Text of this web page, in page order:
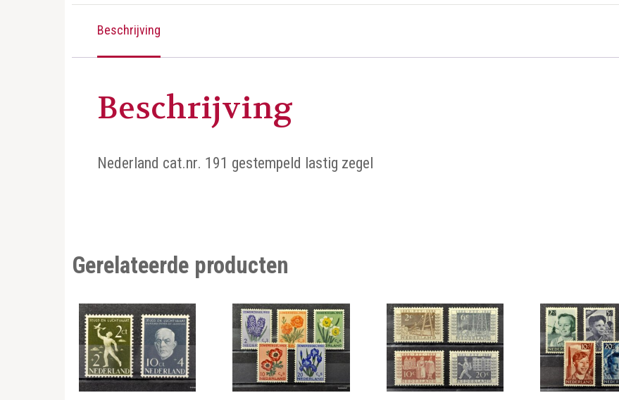
Beschrijving
Beschrijving
Nederland cat.nr. 191 gestempeld lastig zegel
Gerelateerde producten